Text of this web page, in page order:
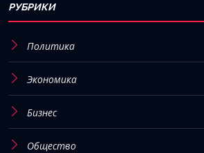
РУБРИКИ
Политика
Экономика
Бизнес
Общество